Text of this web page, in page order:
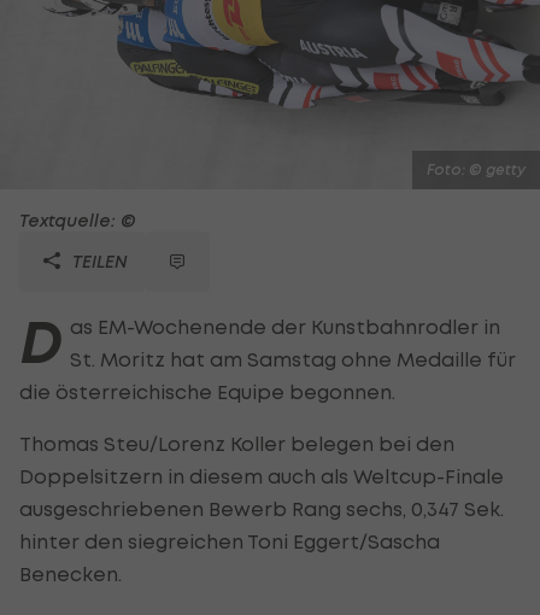
Foto: © getty
Textquelle: ©
TEILEN
D as EM-Wochenende der Kunstbahnrodler in
St. Moritz hat am Samstag ohne Medaille für
die österreichische Equipe begonnen.
Thomas Steu/Lorenz Koller belegen bei den
Doppelsitzern in diesem auch als Weltcup-Finale
ausgeschriebenen Bewerb Rang sechs, 0,347 Sek.
hinter den siegreichen Toni Eggert/Sascha
Benecken.